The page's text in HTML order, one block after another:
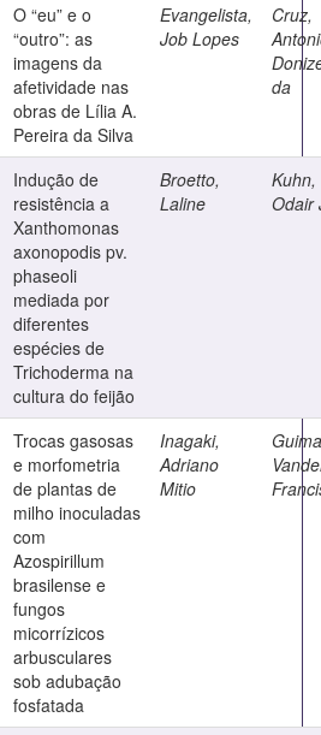
O “eu” e o
“outro”: as
imagens da
afetividade nas
obras de Lília A.
Pereira da Silva
Evangelista,
Job Lopes
Cruz,
da
Indução de
resistência a
Xanthomonas
axonopodis pv.
phaseoli
mediada por
diferentes
espécies de
Trichoderma na
cultura do feijão
Broetto,
Laline
Kuhn,
Odair
Trocas gasosas
e morfometria
de plantas de
milho inoculadas
com
Azospirillum
brasilense e
fungos
micorrízicos
arbusculares
sob adubação
fosfatada
Inagaki,
Adriano
Mitio